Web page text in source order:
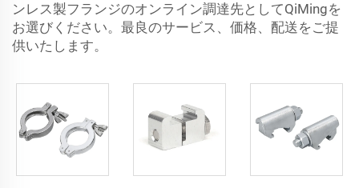
ンレス製フランジのオンライン調達先としてQiMingを
お選びください。最良のサービス、価格、配送をご提
供いたします。